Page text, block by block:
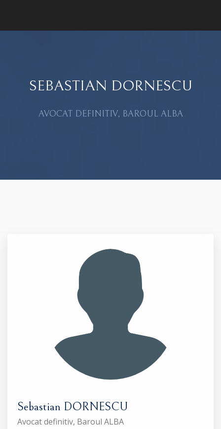
SEBASTIAN DORNESCU
AVOCAT DEFINITIV, BAROUL ALBA
Sebastian DORNESCU
Avocat definitiv, Baroul ALBA